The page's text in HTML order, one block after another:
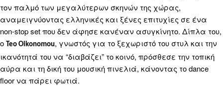
τον παλμό των μεγαλύτερων σκηνών της χώρας,
αναμειγνύοντας ελληνικές και ξένες επιτυχίες σε ένα
non-stop set που δεν άφησε κανέναν ασυγκίνητο. Δίπλα του,
ο Teo Oikonomou, γνωστός για το ξεχωριστό του στυλ και την
ικανότητά του να “διαβάζει” το κοινό, πρόσθεσε την τοπική
αύρα και τη δική του μουσική πινελιά, κάνοντας το dance
floor να πάρει φωτιά.